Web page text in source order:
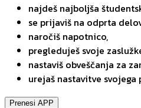
najdeš najboljša
se prijaviš na odprta
naročiš napotnico,
pregleduješ svoje
nastaviš obveščanja za
urejaš nastavitve svojega
Prenesi APP